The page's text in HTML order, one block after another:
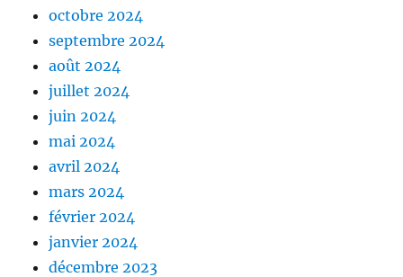
octobre 2024
septembre 2024
août 2024
juillet 2024
juin 2024
mai 2024
avril 2024
mars 2024
février 2024
janvier 2024
décembre 2023